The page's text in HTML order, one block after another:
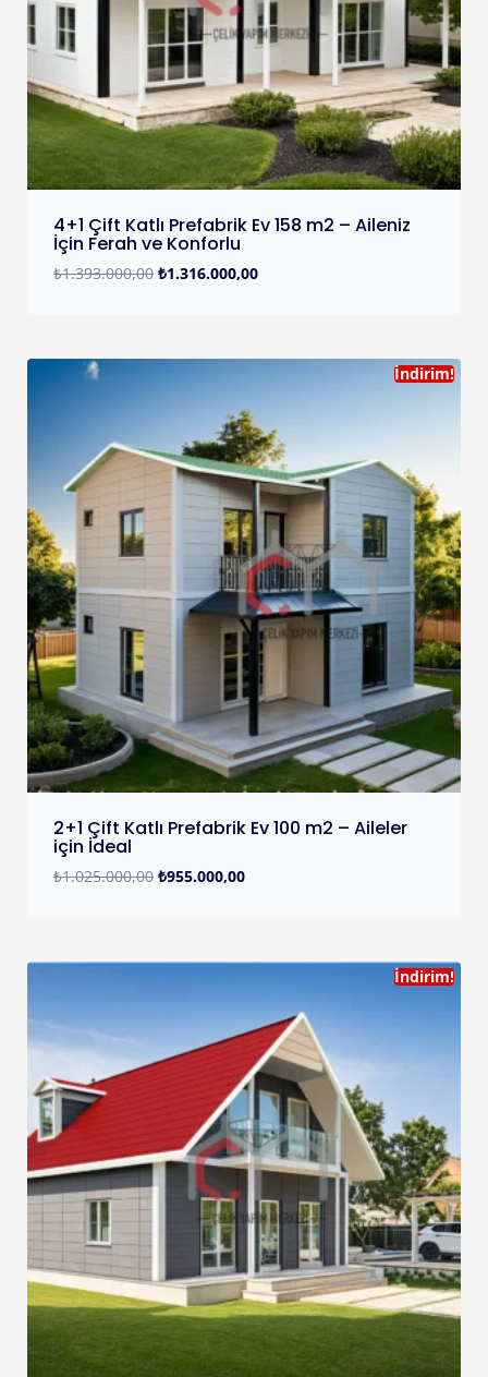
4+1 Çift Katlı Prefabrik Ev 158 m2 – Aileniz
İçin Ferah ve Konforlu
₺1.393.000,00 ₺1.316.000,00
İndirim!
2+1 Çift Katlı Prefabrik Ev 100 m2 – Aileler
için İdeal
₺1.025.000,00 ₺955.000,00
İndirim!